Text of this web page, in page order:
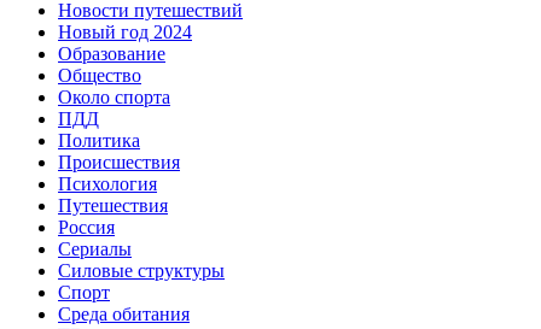
Новости путешествий
Новый год 2024
Образование
Общество
Около спорта
ПДД
Политика
Происшествия
Психология
Путешествия
Россия
Сериалы
Силовые структуры
Спорт
Среда обитания